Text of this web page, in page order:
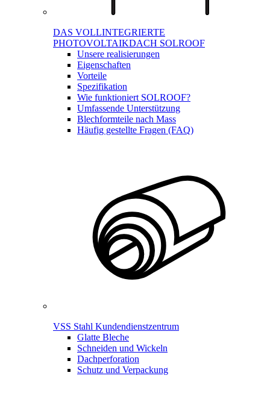
DAS VOLLINTEGRIERTE
PHOTOVOLTAIKDACH SOLROOF
Unsere realisierungen
Eigenschaften
Vorteile
Spezifikation
Wie funktioniert SOLROOF?
Umfassende Unterstützung
Blechformteile nach Mass
Häufig gestellte Fragen (FAQ)
VSS Stahl Kundendienstzentrum
Glatte Bleche
Schneiden und Wickeln
Dachperforation
Schutz und Verpackung